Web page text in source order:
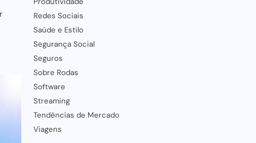
Redes Sociais
Saúde e Estilo
Segurança Social
Seguros
Sobre Rodas
Software
Streaming
Tendências de Mercado
Viagens